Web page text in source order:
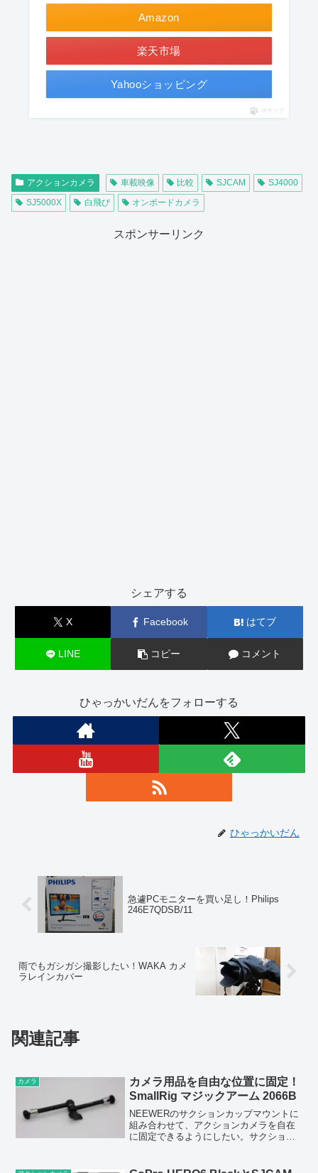
Amazon
楽天市場
Yahooショッピング
ポチップ
アクションカメラ 車載映像 比較 SJCAM
SJ4000
SJ5000X
白飛び オンボードカメラ
スポンサーリンク
シェアする
X Facebook はてブ
LINE コピー コメント
ひゃっかいだんをフォローする
ひゃっかいだん
急遽PCモニターを買い足し！Philips
246E7QDSB/11
雨でもガシガシ撮影したい！WAKA カメ
ラレインカバー
関連記事
カメラ
カメラ用品を自由な位置に固定！
SmallRig マジックアーム 2066B
NEEWERのサクションカップマウントに
組み合わせて、アクションカメラを自在
に固定できるようにしたい。サクション
と思った時、あのブランドの製品が思い